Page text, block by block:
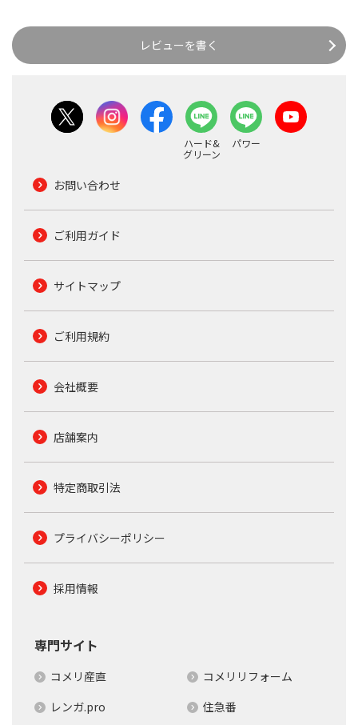
レビューを書く
ハード&
グリーン
パワー
お問い合わせ
ご利用ガイド
サイトマップ
ご利用規約
会社概要
店舗案内
特定商取引法
プライバシーポリシー
採用情報
専門サイト
コメリ産直
コメリリフォーム
レンガ.pro
住急番